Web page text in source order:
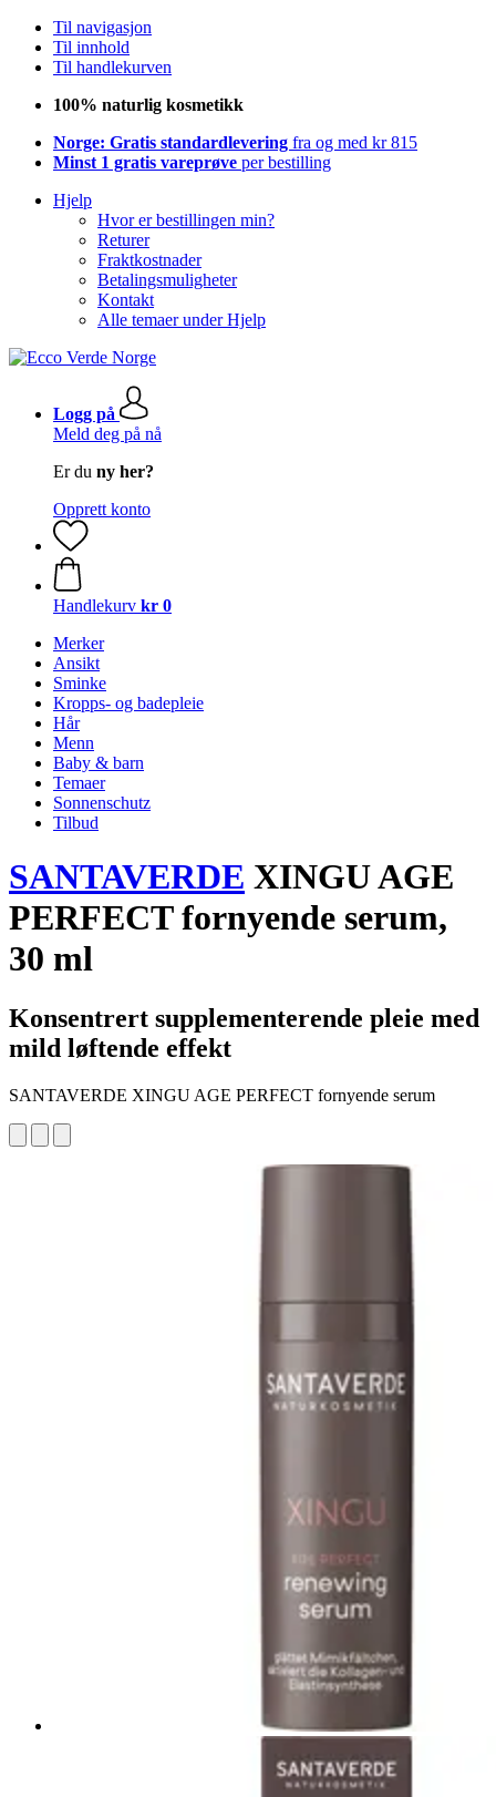
Til navigasjon
Til innhold
Til handlekurven
100% naturlig kosmetikk
Norge: Gratis standardlevering fra og med kr 815
Minst 1 gratis vareprøve per bestilling
Hjelp
Hvor er bestillingen min?
Returer
Fraktkostnader
Betalingsmuligheter
Kontakt
Alle temaer under Hjelp
Logg på
Meld deg på nå
Er du ny her?
Opprett konto
Handlekurv kr 0
Merker
Ansikt
Sminke
Kropps- og badepleie
Hår
Menn
Baby & barn
Temaer
Sonnenschutz
Tilbud
SANTAVERDE XINGU AGE
PERFECT fornyende serum,
30 ml
Konsentrert supplementerende pleie med
mild løftende effekt
SANTAVERDE XINGU AGE PERFECT fornyende serum